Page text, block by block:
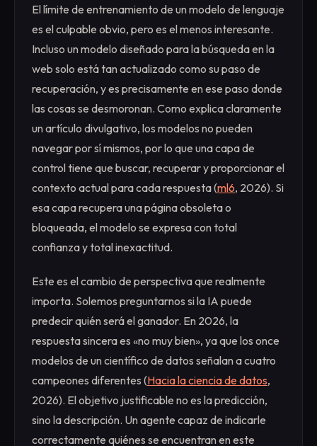
El límite de entrenamiento de un modelo de lenguaje
es el culpable obvio, pero es el menos interesante.
Incluso un modelo diseñado para la búsqueda en la
web solo está tan actualizado como su paso de
recuperación, y es precisamente en ese paso donde
las cosas se desmoronan. Como explica claramente
un artículo divulgativo, los modelos no pueden
navegar por sí mismos, por lo que una capa de
control tiene que buscar, recuperar y proporcionar el
contexto actual para cada respuesta (ml6, 2026). Si
esa capa recupera una página obsoleta o
bloqueada, el modelo se expresa con total
confianza y total inexactitud.
Este es el cambio de perspectiva que realmente
importa. Solemos preguntarnos si la IA puede
predecir quién será el ganador. En 2026, la
respuesta sincera es «no muy bien», ya que los once
modelos de un científico de datos señalan a cuatro
campeones diferentes (Hacia la ciencia de datos,
2026). El objetivo justificable no es la predicción,
sino la descripción. Un agente capaz de indicarle
correctamente quiénes se encuentran en este